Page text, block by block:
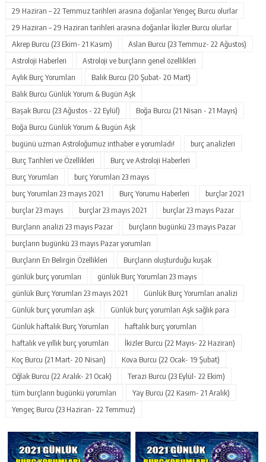
29 Haziran – 22 Temmuz tarihleri arasına doğanlar Yengeç Burcu olurlar
29 Haziran – 29 Haziran tarihleri arasına doğanlar İkizler Burcu olurlar
Akrep Burcu (23 Ekim- 21 Kasım)
Aslan Burcu (23 Temmuz- 22 Ağustos)
Astroloji Haberleri
Astroloji ve burçların genel özellikleri
Aylık Burç Yorumları
Balık Burcu (20 Şubat- 20 Mart)
Balık Burcu Günlük Yorum & Bugün Aşk
Başak Burcu (23 Ağustos - 22 Eylül)
Boğa Burcu (21 Nisan - 21 Mayıs)
Boğa Burcu Günlük Yorum & Bugün Aşk
bugünü uzman Astroloğumuz inthaber e yorumladı!
burç analizleri
Burç Tarihleri ve Özellikleri
Burç ve Astroloji Haberleri
Burç Yorumları
burç Yorumları 23 mayıs
burç Yorumları 23 mayıs 2021
Burç Yorumu Haberleri
burçlar 2021
burçlar 23 mayıs
burçlar 23 mayıs 2021
burçlar 23 mayıs Pazar
Burçların analizi 23 mayıs Pazar
burçların bugünkü 23 mayıs Pazar
burçların bugünkü 23 mayıs Pazar yorumları
Burçların En Belirgin Özellikleri
Burçların oluşturduğu kuşak
günlük burç yorumları
günlük Burç Yorumları 23 mayıs
günlük Burç Yorumları 23 mayıs 2021
Günlük Burç Yorumları analizi
Günlük burç yorumları aşk
Günlük burç yorumları Aşk sağlık para
Günlük haftalık Burç Yorumları
haftalık burç yorumları
haftalık ve yıllık burç yorumları
İkizler Burcu (22 Mayıs- 22 Haziran)
Koç Burcu (21 Mart- 20 Nisan)
Kova Burcu (22 Ocak- 19 Şubat)
Oğlak Burcu (22 Aralık- 21 Ocak)
Terazi Burcu (23 Eylül- 22 Ekim)
tüm burçların bugünkü yorumları
Yay Burcu (22 Kasım- 21 Aralık)
Yengeç Burcu (23 Haziran- 22 Temmuz)